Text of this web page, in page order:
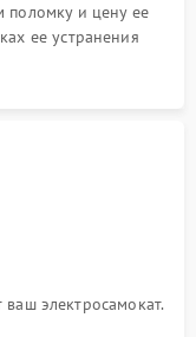
поломку и цену ее
ее устранения
электросамокат.